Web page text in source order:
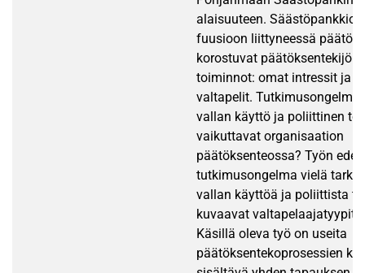
alaisuuteen.
fuusioon liittyneessä
korostuvat
toiminnot: omat intressit ja
valtapelit.
vallan käyttö ja poliittinen
vaikuttavat organisaation
päätöksenteossa? Työn
tutkimusongelma vielä
vallan käyttöä ja poliittista
kuvaavat valtapelaajatyypit
Käsillä oleva työ on useita
päätöksentekoprosessien